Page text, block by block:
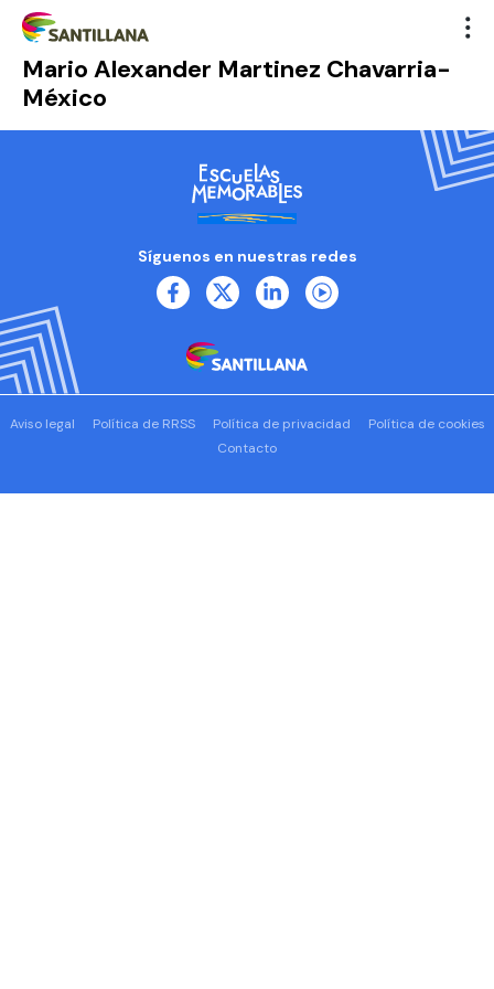
Mario Alexander Martinez Chavarria-
México
Síguenos en nuestras redes
Aviso legal Política de RRSS Política de privacidad
Política de cookies
Contacto